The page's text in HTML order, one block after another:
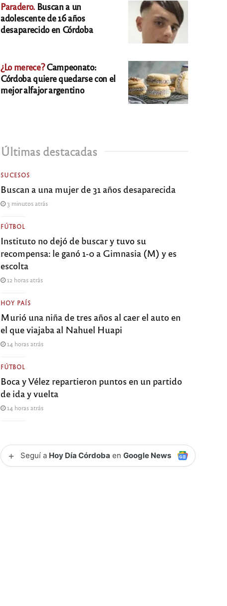
Paradero. Buscan a un
adolescente de 16 años
desaparecido en Córdoba
¿Lo merece?Campeonato:
Córdoba quiere quedarse con el
mejor alfajor argentino
Últimas destacadas
SUCESOS
Buscan a una mujer de 31 años desaparecida
3 minutos atrás
FÚTBOL
Instituto no dejó de buscar y tuvo su
recompensa: le ganó 1-0 a Gimnasia (M) y es
escolta
12 horas atrás
HOY PAÍS
Murió una niña de tres años al caer el auto en
el que viajaba al Nahuel Huapi
14 horas atrás
FÚTBOL
Boca y Vélez repartieron puntos en un partido
de ida y vuelta
14 horas atrás
+ Seguí a Hoy Día Córdoba enGoogle News